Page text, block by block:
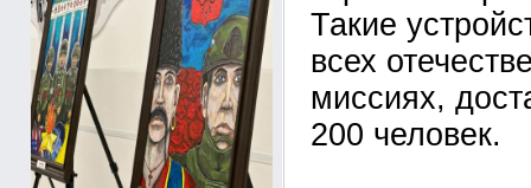
Такие
всех
миссиях,
200 человек.